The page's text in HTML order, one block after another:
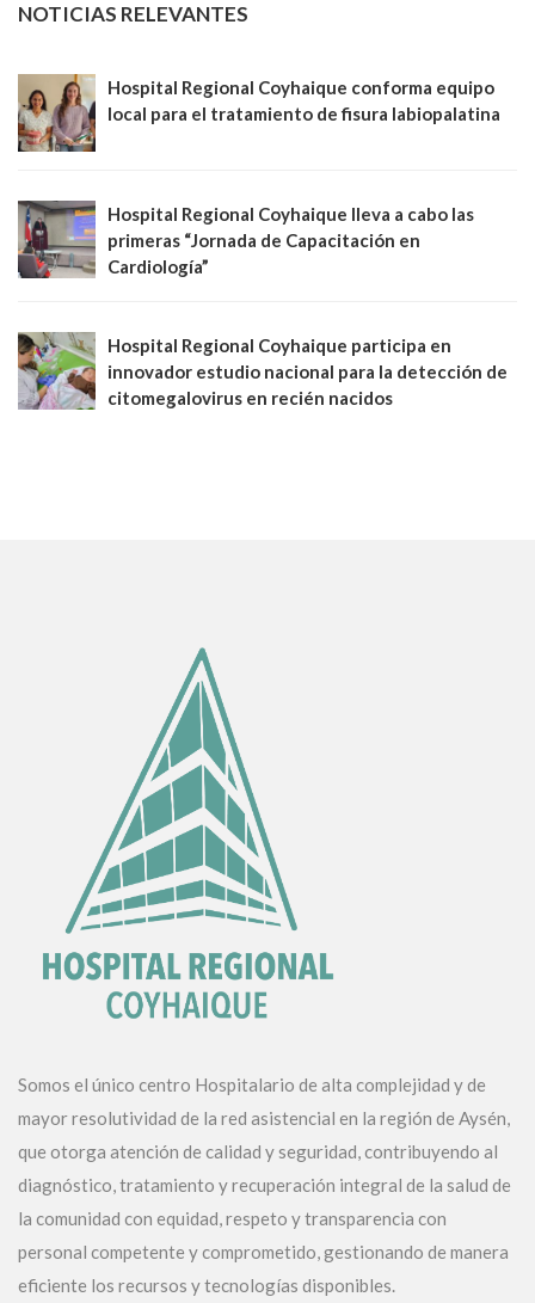
NOTICIAS RELEVANTES
Hospital Regional Coyhaique conforma equipo
local para el tratamiento de fisura labiopalatina
Hospital Regional Coyhaique lleva a cabo las
primeras “Jornada de Capacitación en
Cardiología”
Hospital Regional Coyhaique participa en
innovador estudio nacional para la detección de
citomegalovirus en recién nacidos
Somos el único centro Hospitalario de alta complejidad y de
mayor resolutividad de la red asistencial en la región de Aysén,
que otorga atención de calidad y seguridad, contribuyendo al
diagnóstico, tratamiento y recuperación integral de la salud de
la comunidad con equidad, respeto y transparencia con
personal competente y comprometido, gestionando de manera
eficiente los recursos y tecnologías disponibles.